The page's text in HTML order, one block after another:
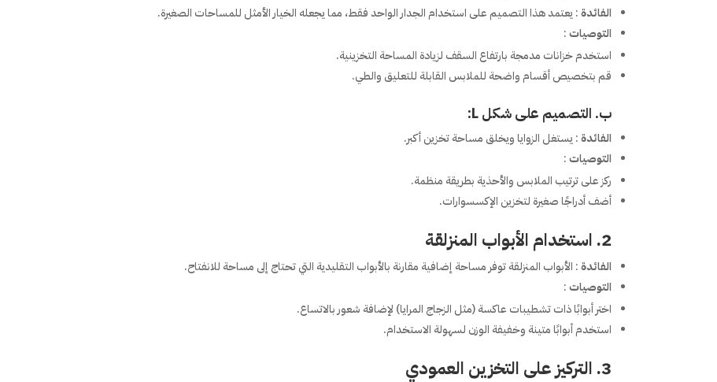
الفائدة: يعتمد هذا التصميم على استخدام الجدار الواحد فقط، مما يجعله الخيار الأمثل للمساحات الصغيرة.
التوصيات:
استخدم خزانات مدمجة بارتفاع السقف لزيادة المساحة التخزينية.
قم بتخصيص أقسام واضحة للملابس القابلة للتعليق والطي.
ب. التصميم على شكل L:
الفائدة: يستغل الزوايا ويخلق مساحة تخزين أكبر.
التوصيات:
ركز على ترتيب الملابس والأحذية بطريقة منظمة.
أضف أدراجًا صغيرة لتخزين الإكسسوارات.
2. استخدام الأبواب المنزلقة
الفائدة: الأبواب المنزلقة توفر مساحة إضافية مقارنة بالأبواب التقليدية التي تحتاج إلى مساحة للانفتاح.
التوصيات:
اختر أبوابًا ذات تشطيبات عاكسة (مثل الزجاج المرايا) لإضافة شعور بالاتساع.
استخدم أبوابًا متينة وخفيفة الوزن لسهولة الاستخدام.
3. التركيز على التخزين العمودي